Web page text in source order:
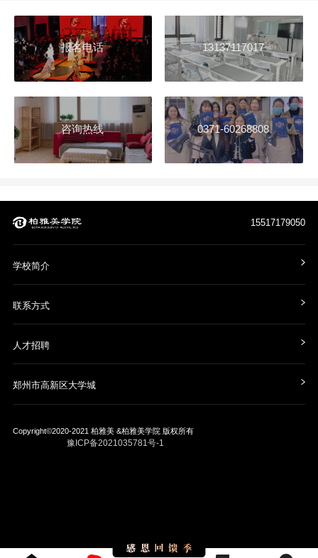
报名电话 13137117017
咨询热线 0371-60268808
15517179050
学校简介
联系方式
人才招聘
郑州市高新区大学城
Copyright©2020-2021 柏雅美 &柏雅美学院 版权所有
豫ICP备2021035781号-1